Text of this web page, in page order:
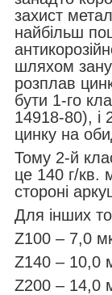
захист
найбільш
шляхом
розплав
бути 1-го
14918-80), і
цинку на
Тому 2-й
це 140 г/кв.
стороні
Для інших
Z100 – 7,0
Z140 – 10,0
Z200 – 14,0